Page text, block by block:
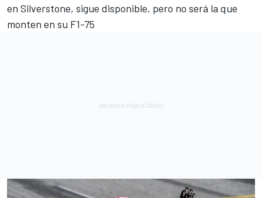
en Silverstone, sigue disponible, pero no será la que
monten en su F1-75